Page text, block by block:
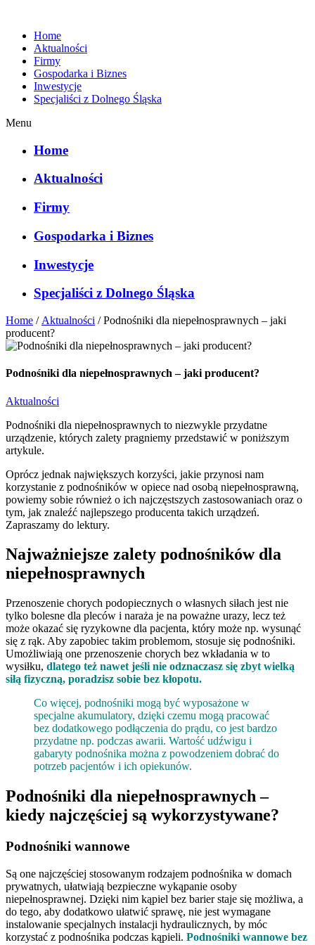
Home
Aktualności
Firmy
Gospodarka i Biznes
Inwestycje
Specjaliści z Dolnego Śląska
Menu
Home
Aktualności
Firmy
Gospodarka i Biznes
Inwestycje
Specjaliści z Dolnego Śląska
Home / Aktualności /Podnośniki dla niepełnosprawnych – jaki
producent?
Podnośniki dla niepełnosprawnych – jaki producent?
Aktualności
Podnośniki dla niepełnosprawnych to niezwykle przydatne
urządzenie, których zalety pragniemy przedstawić w poniższym
artykule.
Oprócz jednak największych korzyści, jakie przynosi nam
korzystanie z podnośników w opiece nad osobą niepełnosprawną,
powiemy sobie również o ich najczęstszych zastosowaniach oraz o
tym, jak znaleźć najlepszego producenta takich urządzeń.
Zapraszamy do lektury.
Najważniejsze zalety podnośników dla
niepełnosprawnych
Przenoszenie chorych podopiecznych o własnych siłach jest nie
tylko bolesne dla pleców i naraża je na poważne urazy, lecz też
może okazać się ryzykowne dla pacjenta, który może np. wysunąć
się z rąk. Aby zapobiec takim problemom, stosuje się podnośniki.
Umożliwiają one przenoszenie chorych bez wkładania w to
wysiłku, dlatego też nawet jeśli nie odznaczasz się zbyt wielką
siłą fizyczną, poradzisz sobie bez kłopotu.
Co więcej, podnośniki mogą być wyposażone w
specjalne akumulatory, dzięki czemu mogą pracować
bez dodatkowego podłączenia do prądu, co jest bardzo
przydatne np. podczas awarii. Wartość udźwigu i
gabaryty podnośnika można z powodzeniem dobrać do
potrzeb pacjentów i ich opiekunów.
Podnośniki dla niepełnosprawnych –
kiedy najczęściej są wykorzystywane?
Podnośniki wannowe
Są one najczęściej stosowanym rodzajem podnośnika w domach
prywatnych, ułatwiają bezpieczne wykąpanie osoby
niepełnosprawnej. Dzięki nim kąpiel bez barier staje się możliwa, a
do tego, aby dodatkowo ułatwić sprawę, nie jest wymagane
instalowanie specjalnych instalacji hydraulicznych, by móc
korzystać z podnośnika podczas kąpieli. Podnośniki wannowe bez